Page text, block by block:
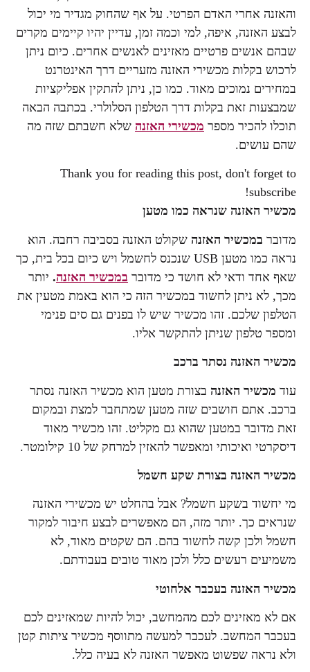
והאזנה אחרי האדם הפרטי. על אף שהחוק מגדיר מי יכול
לבצע האזנה, איפה, למי וכמה זמן, עדיין יהיו קיימים מקרים
שבהם אנשים פרטיים מאזינים לאנשים אחרים. כיום ניתן
לרכוש בקלות מכשירי האזנה מזעריים דרך האינטרנט
במחירים נמוכים מאוד. כמו כן, ניתן להתקין אפליקציות
שמבצעות זאת בקלות דרך הטלפון הסלולרי. בכתבה הבאה
תוכלו להכיר מספר מכשירי האזנה שלא חשבתם שזה מה
שהם עושים.
Thank you for reading this post, don't forget to
subscribe!
מכשיר האזנה שנראה כמו מטען
מדובר במכשיר האזנה שקולט האזנה בסביבה רחבה. הוא
נראה כמו מטען USB שנכנס לחשמל ויש כיום בכל בית, כך
שאף אחד ודאי לא חושד כי מדובר במכשיר האזנה. יותר
מכך, לא ניתן לחשוד במכשיר הזה כי הוא באמת מטעין את
הטלפון שלכם. זהו מכשיר שיש לו בפנים גם סים פנימי
ומספר טלפון שניתן להתקשר אליו.
מכשיר האזנה נסתר ברכב
עוד מכשיר האזנה בצורת מטען הוא מכשיר האזנה נסתר
ברכב. אתם חושבים שזה מטען שמתחבר למצת ובמקום
זאת מדובר במטען שהוא גם מקליט. זהו מכשיר מאוד
דיסקרטי ואיכותי ומאפשר להאזין למרחק של 10 קילומטר.
מכשיר האזנה בצורת שקע חשמל
מי יחשוד בשקע חשמל? אבל בהחלט יש מכשירי האזנה
שנראים כך. יותר מזה, הם מאפשרים לבצע חיבור למקור
חשמל ולכן קשה לחשוד בהם. הם שקטים מאוד, לא
משמיעים רעשים כלל ולכן מאוד טובים בעבודתם.
מכשיר האזנה בעכבר אלחוטי
אם לא מאזינים לכם מהמחשב, יכול להיות שמאזינים לכם
בעכבר המחשב. לעכבר למעשה מתווסף מכשיר ציתות קטן
ולא נראה שפשוט מאפשר האזנה לא בעיה כלל.